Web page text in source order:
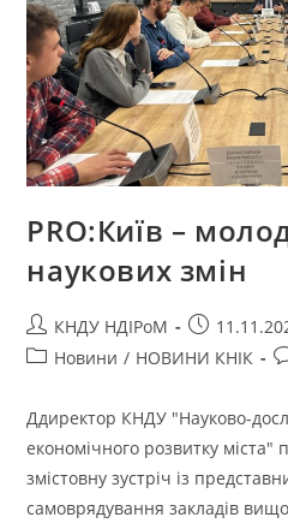
PRO:Київ –
наукових змін
КНДУ НДІРоМ
Новини / НОВИНИ КНІК
Ддиректор КНДУ "Науково-
економічного розвитку міста"
змістовну зустріч із
самоврядування закладів